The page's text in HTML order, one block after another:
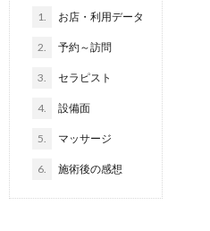
1. お店・利用データ
2. 予約～訪問
3. セラピスト
4. 設備面
5. マッサージ
6. 施術後の感想